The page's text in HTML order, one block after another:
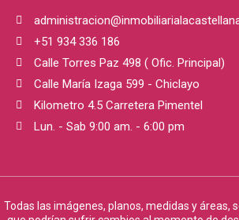
+51 934 336 186
Calle Torres Paz 498 ( Ofic. Principal)
Calle María Izaga 599 - Chiclayo
Kilometro 4.5 Carretera Pimentel
Lun. - Sab 9:00 am. - 6:00 pm
Todas las imágenes, planos, medidas y áreas,